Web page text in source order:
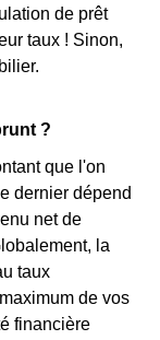
de prêt
taux ! Sinon,
?
que l'on
dernier dépend
net de
la
taux
de vos
financière